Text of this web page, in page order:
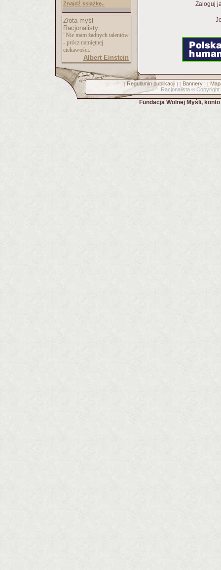
Znajdź książkę..
Złota myśl
Racjonalisty:
"Nie mam żadnych talentów
- prócz namiętnej
ciekawości."
Albert Einstein
Zaloguj
[ Regulamin publikacji] [ Bannery] [
Racjonalista © Copyright
Fundacja Wolnej Myśli,